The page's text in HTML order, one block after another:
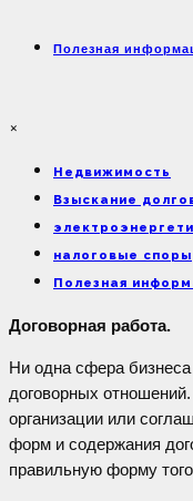
Полезная
×
Недвижимость
Взыскание
налоговые споры
Полезная
Договорная работа.
Ни одна сфера
договорных
организации или
форм и содержания
правильную форму